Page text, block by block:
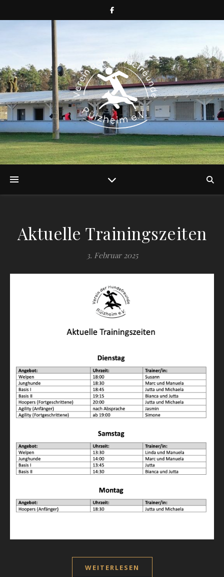
Aktuelle Trainingszeiten
3. Februar 2025
WEITERLESEN